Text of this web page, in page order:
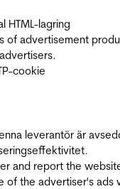
HTML-lagring
of advertisement
cookie
leverantör är
and report the
of the advertiser's ads